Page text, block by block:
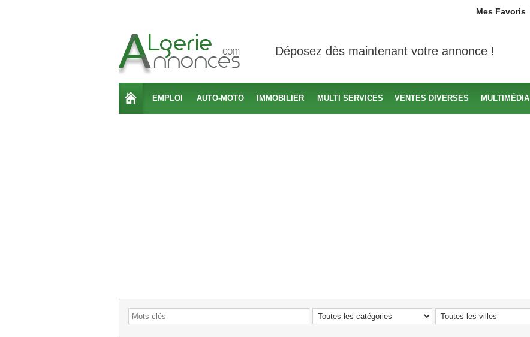
Mes Favoris
Déposez dès maintenant votre annonce !
EMPLOI AUTO-MOTO IMMOBILIER MULTI SERVICES VENTES DIVERSES MULTIMÉDIA